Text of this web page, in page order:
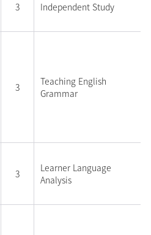
3 Independent Study
3
Teaching English
Grammar
3
Learner Language
Analysis